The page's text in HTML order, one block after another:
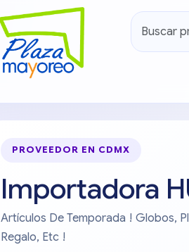
PROVEEDOR EN CDMX
Importadora
Artículos De Temporada ! Globos,
Regalo, Etc !